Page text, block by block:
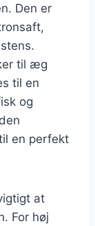
Den er
til æg
til en
og
en perfekt
at
For høj